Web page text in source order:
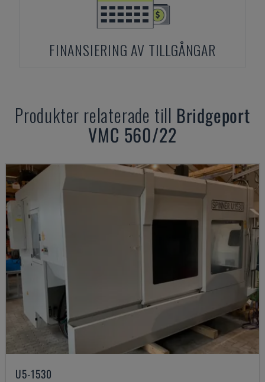
FINANSIERING AV TILLGÅNGAR
Produkter relaterade till Bridgeport
VMC 560/22
U5-1530